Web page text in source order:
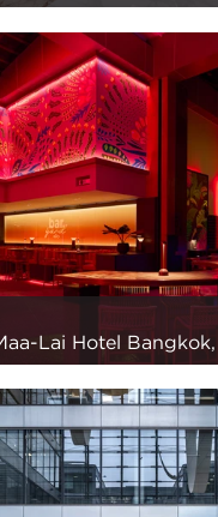
Lai Hotel